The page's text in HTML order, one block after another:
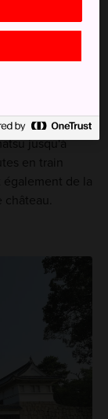
pied de la
jusqu'à
en train
également de la